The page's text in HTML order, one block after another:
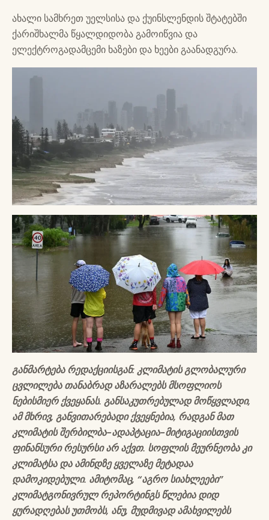
ახალი სამხრეთ უელსისა და ქუინსლენდის შტატებში
ქარიშხალმა წყალდიდობა გამოიწვია და
ელექტროგადამცემი ხაზები და ხეები გაანადგურა.
განმარტება რედაქციისგან: კლიმატის გლობალური
ცვლილება თანაბრად აზარალებს მსოფლიოს
ნებისმიერ ქვეყანას. განსაკუთრებულად მოწყვლადი,
ამ მხრივ, განვითარებადი ქვეყნებია, რადგან მათ
კლიმატის შერბილბა-ადაპტაცია-მიტიგაციისთვის
ფინანსური რესურსი არ აქვთ. სოფლის მეურნეობა კი
კლიმატსა და ამინდზე ყველაზე მეტადაა
დამოკიდებული. ამიტომაც, “აგრო სიახლეები”
კლიმატგონივრულ რეპორტინგს წლებია დიდ
ყურადღებას უთმობს, ანუ, მუდმივად ამახვილებს